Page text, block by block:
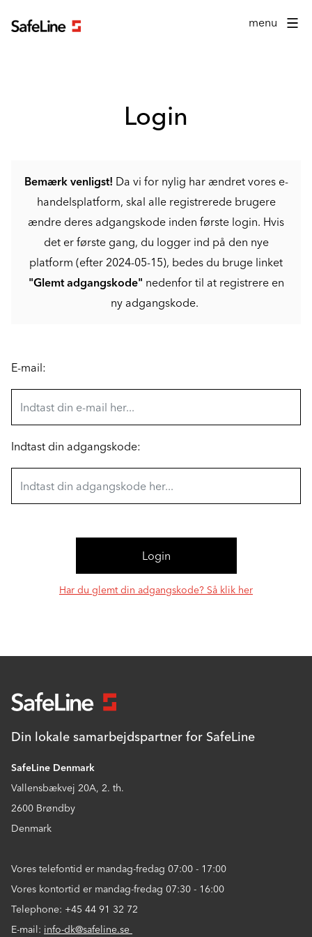
menu
Login
Bemærk venligst! Da vi for nylig har ændret vores e-
handelsplatform, skal alle registrerede brugere
ændre deres adgangskode inden første login. Hvis
det er første gang, du logger ind på den nye
platform (efter 2024-05-15), bedes du bruge linket
"Glemt adgangskode" nedenfor til at registrere en
ny adgangskode.
Login formular
E-mail:
Indtast din adgangskode:
Har du glemt din adgangskode? Så klik her
Din lokale samarbejdspartner for SafeLine
SafeLine Denmark
Vallensbækvej 20A, 2. th.
2600 Brøndby
Denmark
Vores telefontid er mandag-fredag 07:00 - 17:00
Vores kontortid er mandag-fredag 07:30 - 16:00
Telephone: +45 44 91 32 72
E-mail: info-dk@safeline.se